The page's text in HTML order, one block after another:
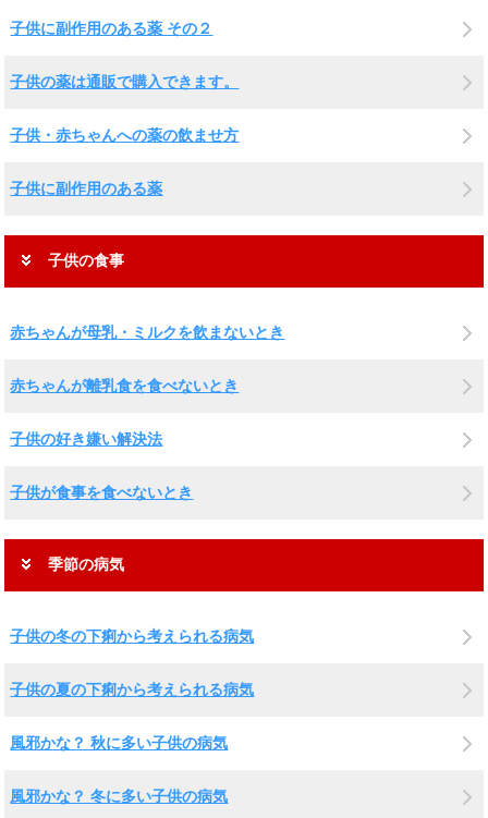
子供に副作用のある薬 その２
子供の薬は通販で購入できます。
子供・赤ちゃんへの薬の飲ませ方
子供に副作用のある薬
子供の食事
赤ちゃんが母乳・ミルクを飲まないとき
赤ちゃんが離乳食を食べないとき
子供の好き嫌い解決法
子供が食事を食べないとき
季節の病気
子供の冬の下痢から考えられる病気
子供の夏の下痢から考えられる病気
風邪かな？ 秋に多い子供の病気
風邪かな？ 冬に多い子供の病気